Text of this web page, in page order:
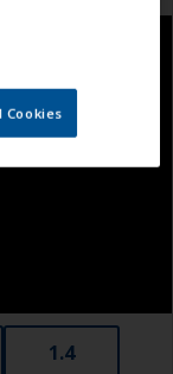
1.4
Cookies